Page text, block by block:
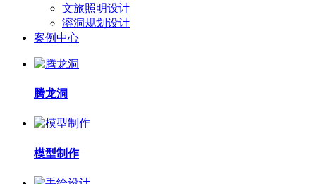
文旅照明设计
溶洞规划设计
案例中心
腾龙洞
模型制作